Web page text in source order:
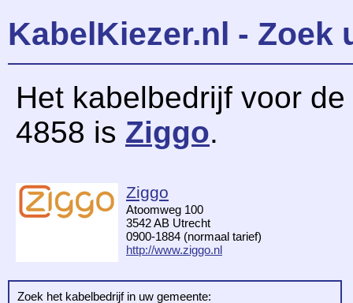
KabelKiezer.nl - Zoek
Het kabelbedrijf voor
4858 is Ziggo.
Ziggo
Atoomweg 100
3542 AB Utrecht
0900-1884 (normaal tarief)
http://www.ziggo.nl
Zoek het kabelbedrijf in uw gemeente: